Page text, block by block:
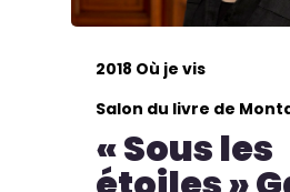
2018 Où je vis
Salon du livre de
« Sous les